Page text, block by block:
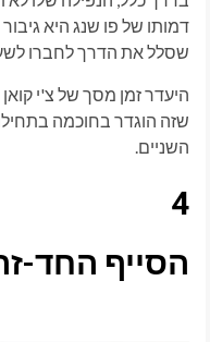
דמותו של פו שנג היא
שסלל את הדרך לחברו
היעדר זמן מסך של צ'י
שזה הוגדר בחוכמה בתחילת
השניים.
4
הסייף החד-